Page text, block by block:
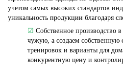
учетом самых высоких стандартов
уникальность продукции благодаря
☑ Собственное производство
чужую, а создаем собственную
тренировок и варианты для
конкурентную цену и